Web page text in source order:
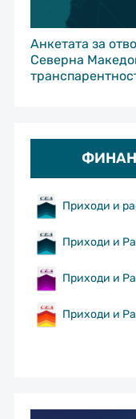
Анкетата за
Северна
Приходи и
Приходи и
Приходи и
Приходи и